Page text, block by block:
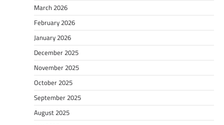
March 2026
February 2026
January 2026
December 2025
November 2025
October 2025
September 2025
August 2025